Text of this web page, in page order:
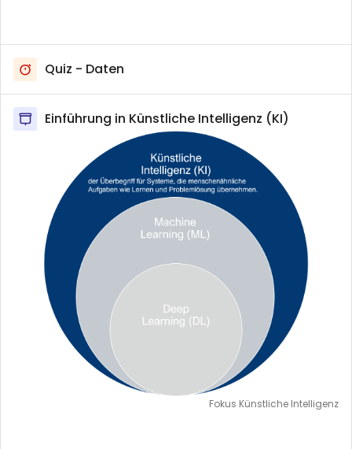
Quiz - Daten
Einführung in Künstliche Intelligenz (KI)
Fokus Künstliche Intelligenz